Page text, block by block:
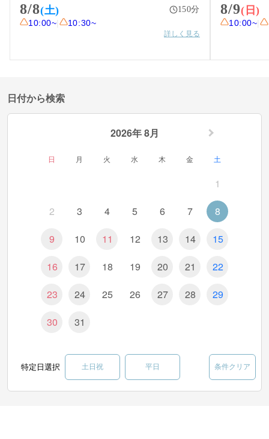
フェア
8/8(土) 150分
10:00~ 10:30~
詳しく見る
ドレス特別
8/9(日)
10:00~
日付から検索
2026年 8月
日 月 火 水 木 金 土
1
2
3 4 5 6 7
8
9
10 11 12 13 14
15
16
17 18 19 20 21
22
23
24 25 26 27 28
29
30
31
特定日選択 土日祝 平日 条件クリア